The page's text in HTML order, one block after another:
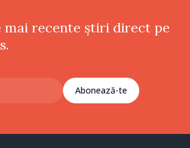
mai recente știri direct pe
Abonează-te